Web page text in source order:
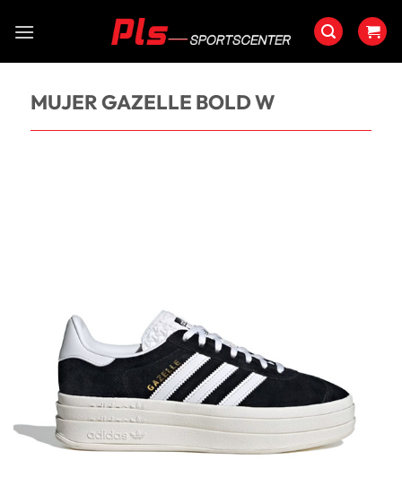
MUJER GAZELLE BOLD W